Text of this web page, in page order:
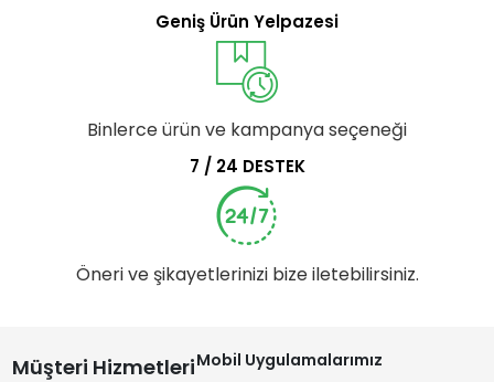
Geniş Ürün Yelpazesi
Binlerce ürün ve kampanya seçeneği
7 / 24 DESTEK
Öneri ve şikayetlerinizi bize iletebilirsiniz.
Müşteri HizmetleriMobil Uygulamalarımız